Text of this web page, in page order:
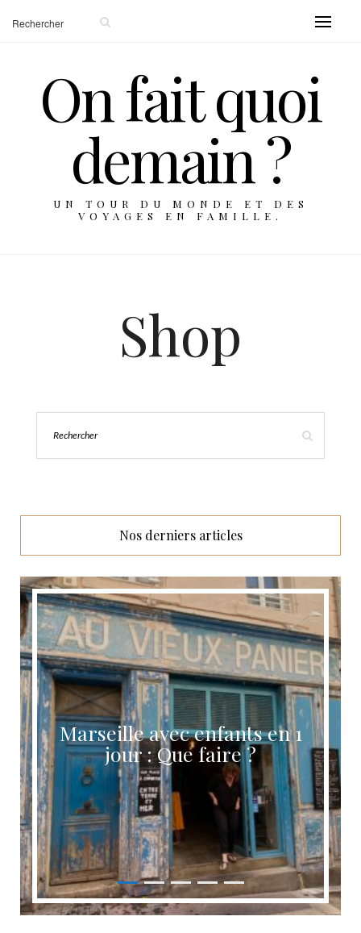
On fait quoi
demain ?
UN TOUR DU MONDE ET DES
VOYAGES EN FAMILLE.
Shop
Nos derniers articles
Marseille avec enfants en 1
jour : Que faire ?